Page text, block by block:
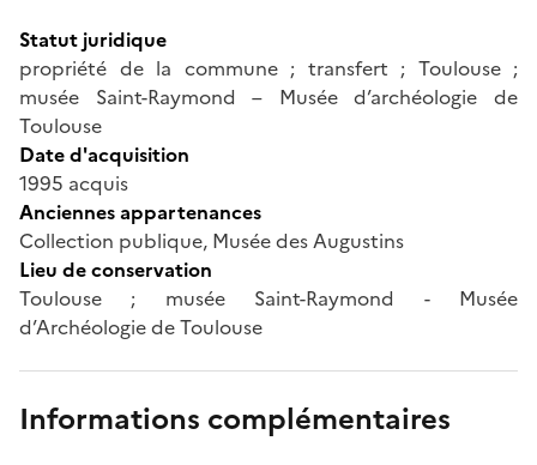
Statut juridique
propriété de la commune ; transfert ; Toulouse ;
musée Saint-Raymond – Musée d’archéologie de
Toulouse
Date d'acquisition
1995 acquis
Anciennes appartenances
Collection publique, Musée des Augustins
Lieu de conservation
Toulouse ; musée Saint-Raymond - Musée
d’Archéologie de Toulouse
Informations complémentaires